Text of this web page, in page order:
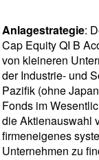
Anlagestrategie:
Cap Equity QI B
von kleineren
der Industrie- und
Pazifik (ohne
Fonds im
die Aktienauswahl
firmeneigenes
Unternehmen zu